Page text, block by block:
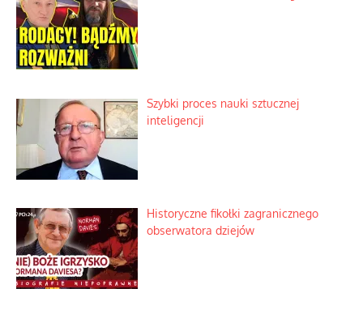
Szybki proces nauki sztucznej
inteligencji
Historyczne fikołki zagranicznego
obserwatora dziejów